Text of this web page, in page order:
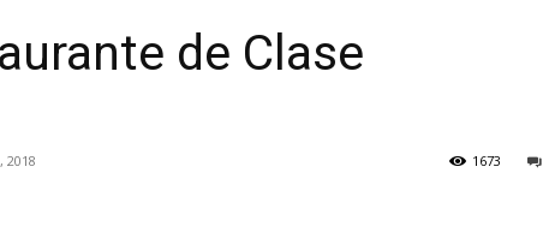
de Clase
2018 1673